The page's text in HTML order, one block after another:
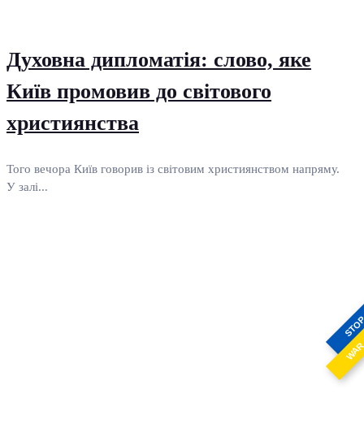
Духовна дипломатія: слово, яке
Київ промовив до світового
християнства
Того вечора Київ говорив із світовим християнством напряму.
У залі...